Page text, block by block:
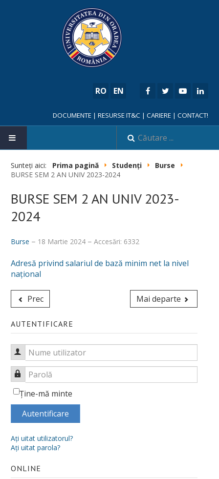
RO EN
DOCUMENTE | RESURSE IT&C | CARIERE | CONTACT!
FACULTATE
Calitatea procesului educațional
Conducere
Secretariat și administrativ
Alegeri academice
Hotărâri CF_FSSU
Centru Universitar pentru Acces, Diversitate și Incluziune
DEPARTAMENTE
Psihologie
Ştiinţe ale Educaţiei
Școală doctorală de Sociologie
Sunteți aici: Prima pagină Studenți
Burse
BURSE SEM 2 AN UNIV 2023-2024
BURSE SEM 2 AN UNIV 2023-
2024
Burse 18 Martie 2024 Accesări: 6332
Adresă privind salariul de bază minim net la nivel
naţional
Prec Mai departe
AUTENTIFICARE
Nume utilizator
Parolă
Ţine-mă minte
Autentificare
Aţi uitat utilizatorul?
Aţi uitat parola?
ONLINE